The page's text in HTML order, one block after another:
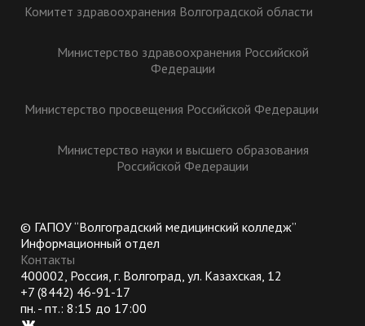
Комитет здравоохранения Волгоградской области
Министерство здравоохранения Российской
Федерации
Министерство просвещения Российской Федерации
Министерство науки и высшего образования
Российской Федерации
© ГАПОУ “Волгоградский медицинский колледж”
Информационный отдел
Контакты
400002, Россия, г. Волгоград, ул. Казахская, 12
+7 (8442) 46-91-17
пн. - пт.: 8:15 до 17:00